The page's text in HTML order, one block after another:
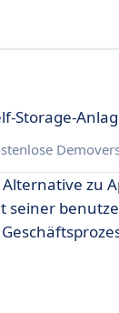
Storage-
seiner